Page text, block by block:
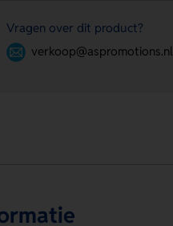
Vragen over dit product?
verkoop@aspromotions.nl